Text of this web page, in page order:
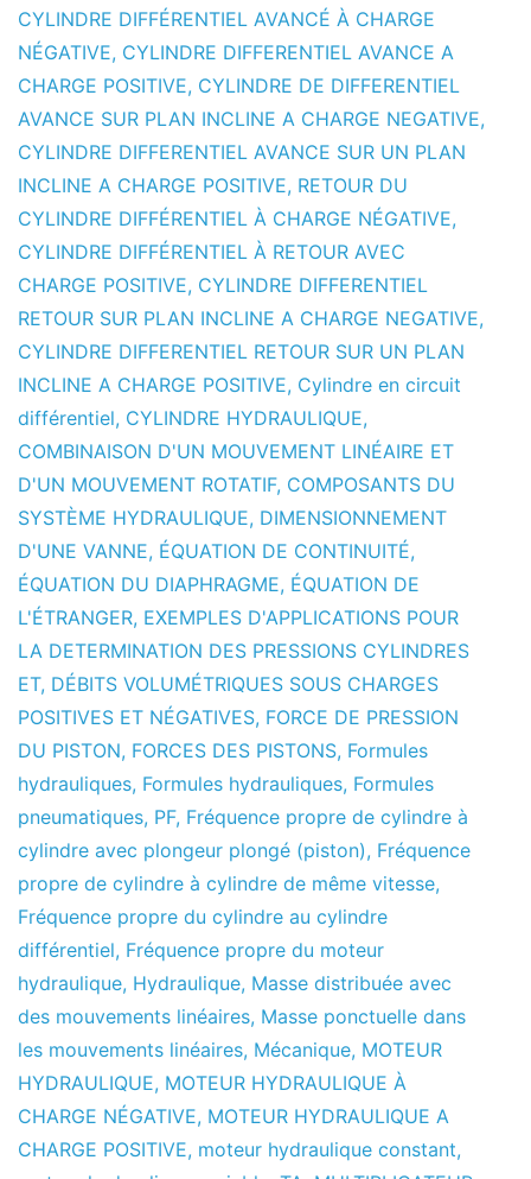
CYLINDRE DIFFÉRENTIEL AVANCÉ À CHARGE
NÉGATIVE, CYLINDRE DIFFERENTIEL AVANCE A
CHARGE POSITIVE, CYLINDRE DE DIFFERENTIEL
AVANCE SUR PLAN INCLINE A CHARGE NEGATIVE,
CYLINDRE DIFFERENTIEL AVANCE SUR UN PLAN
INCLINE A CHARGE POSITIVE, RETOUR DU
CYLINDRE DIFFÉRENTIEL À CHARGE NÉGATIVE,
CYLINDRE DIFFÉRENTIEL À RETOUR AVEC
CHARGE POSITIVE, CYLINDRE DIFFERENTIEL
RETOUR SUR PLAN INCLINE A CHARGE NEGATIVE,
CYLINDRE DIFFERENTIEL RETOUR SUR UN PLAN
INCLINE A CHARGE POSITIVE, Cylindre en circuit
différentiel, CYLINDRE HYDRAULIQUE,
COMBINAISON D'UN MOUVEMENT LINÉAIRE ET
D'UN MOUVEMENT ROTATIF, COMPOSANTS DU
SYSTÈME HYDRAULIQUE, DIMENSIONNEMENT
D'UNE VANNE, ÉQUATION DE CONTINUITÉ,
ÉQUATION DU DIAPHRAGME, ÉQUATION DE
L'ÉTRANGER, EXEMPLES D'APPLICATIONS POUR
LA DETERMINATION DES PRESSIONS CYLINDRES
ET, DÉBITS VOLUMÉTRIQUES SOUS CHARGES
POSITIVES ET NÉGATIVES, FORCE DE PRESSION
DU PISTON, FORCES DES PISTONS, Formules
hydrauliques, Formules hydrauliques, Formules
pneumatiques, PF, Fréquence propre de cylindre à
cylindre avec plongeur plongé (piston), Fréquence
propre de cylindre à cylindre de même vitesse,
Fréquence propre du cylindre au cylindre
différentiel, Fréquence propre du moteur
hydraulique, Hydraulique, Masse distribuée avec
des mouvements linéaires, Masse ponctuelle dans
les mouvements linéaires, Mécanique, MOTEUR
HYDRAULIQUE, MOTEUR HYDRAULIQUE À
CHARGE NÉGATIVE, MOTEUR HYDRAULIQUE A
CHARGE POSITIVE, moteur hydraulique constant,